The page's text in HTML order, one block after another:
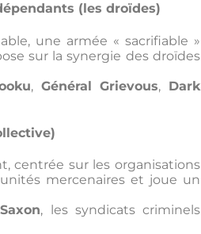
(les droïdes)
une armée « sacrifiable »
sur la synergie des droïdes
, Général Grievous, Dark
centrée sur les organisations
mercenaires et joue un
, les syndicats criminels